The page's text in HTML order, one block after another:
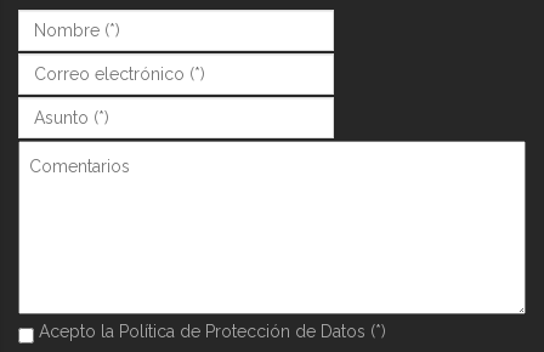
Nombre (*)*
Correo (*)*
Asunto (*)*
Comentarios
Acepto la Política de Protección de Datos (*)
Acepto la Política de Protección de Datos (*)